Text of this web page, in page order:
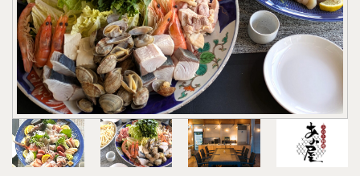
＜料金＞
例）平日宿泊の場合
47,300円＋34,500円＝81,800円（税込）
土・日・祝日宿泊の場合
55,000円＋34,500円＝89,500円（税込）
＜チェックイン＞ 14：00～18：00
＜チェックアウト＞ 11：00
●写真はイメージです。お客様自身で土鍋に材料を
入れていただくようになります。
●上記ご利用の場合は4日前までに連絡下さい。（キ
ャンセル不可）
以降になりますとご準備できない場合がございま
すのでご了承下さい。
●物価高騰の影響により、販売価格を改定させてい
ただく場合がございます。予めご理解ご了承くださ
・キリン 氷結（レモン・グレープフルーツ）
・サントリー 角ハイボール
・ほろよい（カシオレ・白いサワー・もも）
・檸檬堂（定番）
各350㎖
〈B.アルコール〉
・アサヒスーパードライ 350㎖